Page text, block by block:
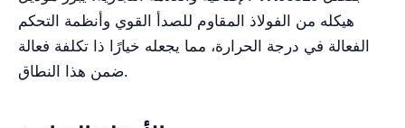
هيكله من الفولاذ المقاوم للصدأ القوي وأنظمة التحكم
الفعالة في درجة الحرارة، مما يجعله خيارًا ذا تكلفة فعالة
ضمن هذا النطاق.